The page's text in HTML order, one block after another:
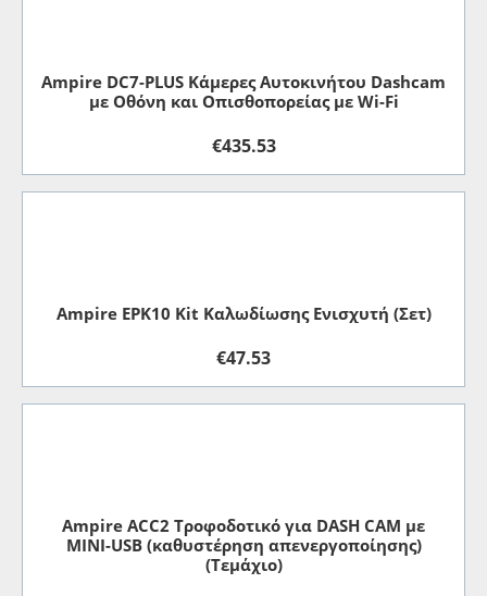
Ampire DC7-PLUS Κάμερες Αυτοκινήτου Dashcam
με Οθόνη και Οπισθοπορείας με Wi-Fi
€435.53
Ampire EPK10 Kit Καλωδίωσης Ενισχυτή (Σετ)
€47.53
Ampire ACC2 Τροφοδοτικό για DASH CAM με
MINI-USB (καθυστέρηση απενεργοποίησης)
(Τεμάχιο)